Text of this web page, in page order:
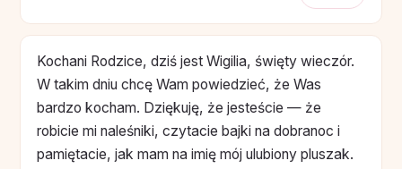
Kochani Rodzice, dziś jest Wigilia, święty wieczór.
W takim dniu chcę Wam powiedzieć, że Was
bardzo kocham. Dziękuję, że jesteście — że
robicie mi naleśniki, czytacie bajki na dobranoc i
pamiętacie, jak mam na imię mój ulubiony pluszak.